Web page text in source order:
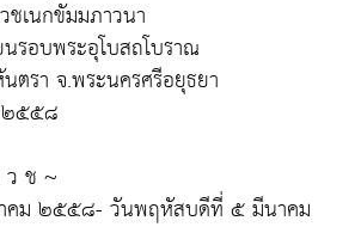
เนกขัมมภาวนา
รอบพระอุโบสถโบราณ
รา จ.พระนครศรีอยุธยา
๒๕๕๘
ช ~
คม ๒๕๕๘- วันพฤหัสบดีที่ ๕ มีนาคม